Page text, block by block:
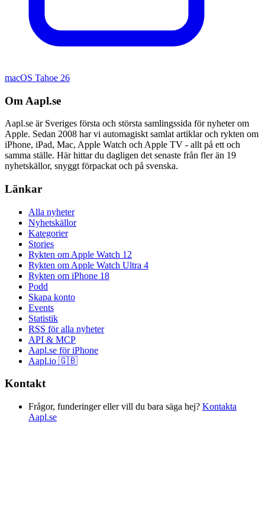
macOS Tahoe 26
Om Aapl.se
Aapl.se är Sveriges första och största samlingssida för nyheter om
Apple. Sedan 2008 har vi automagiskt samlat artiklar och rykten om
iPhone, iPad, Mac, Apple Watch och Apple TV - allt på ett och
samma ställe. Här hittar du dagligen det senaste från fler än 19
nyhetskällor, snyggt förpackat och på svenska.
Länkar
Alla nyheter
Nyhetskällor
Kategorier
Stories
Rykten om Apple Watch 12
Rykten om Apple Watch Ultra 4
Rykten om iPhone 18
Podd
Skapa konto
Events
Statistik
RSS för alla nyheter
API & MCP
Aapl.se för iPhone
Aapl.io 🇬🇧
Kontakt
Frågor, funderinger eller vill du bara säga hej? Kontakta
Aapl.se